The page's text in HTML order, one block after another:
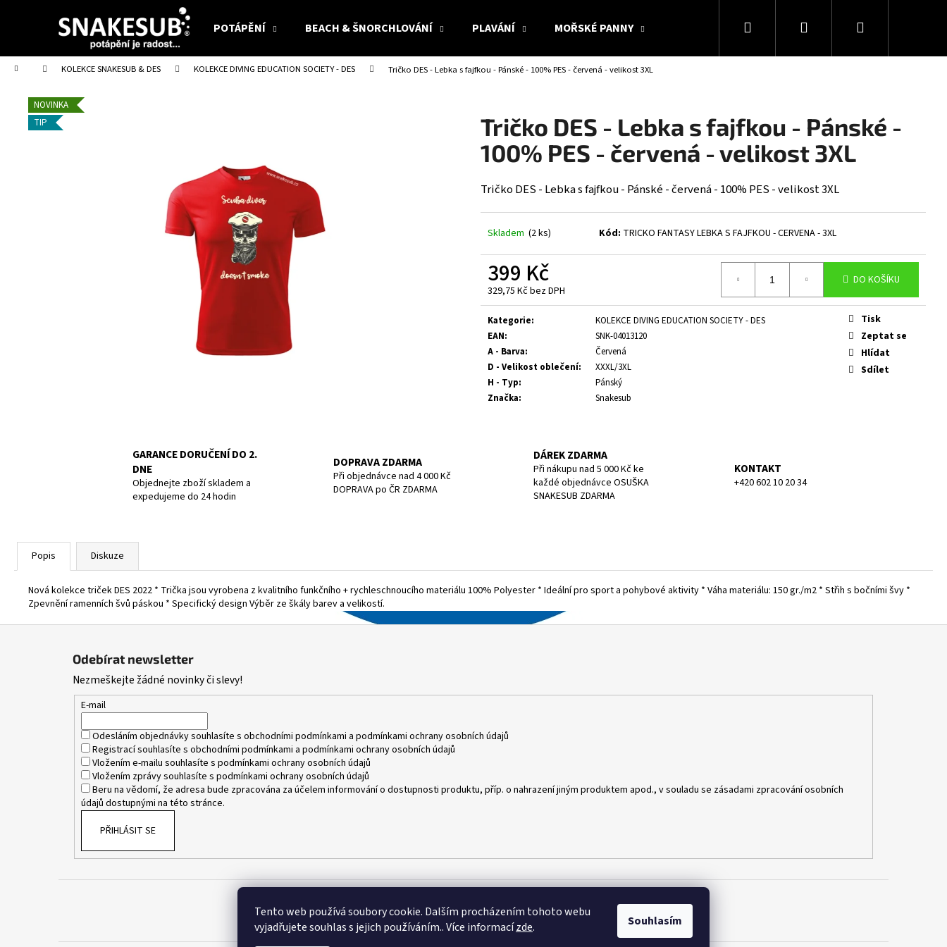
Tento web používá soubory cookie. Dalším procházením tohoto webu
vyjadřujete souhlas s jejich používáním.. Více informacízde. Souhlasím
POTÁPĚNÍ BEACH & ŠNORCHLOVÁNÍ PLAVÁNÍ MOŘSKÉ PANNY KOLEKCE SNAKESUB & DES DÁRKOVÉ
Hledat PřihlášeníNákupní
Domů KOLEKCE SNAKESUB & DES KOLEKCE DIVING EDUCATION SOCIETY - DES Tričko DES - Lebka s fajfkou - Pánské - 100% PES - červená - velikost 3XL
Tričko DES - Lebka s fajfkou - Pánské -
100% PES - červená - velikost 3XL
Tričko DES - Lebka s fajfkou - Pánské - červená - 100% PES - velikost 3XL
Skladem (2 ks) Kód: TRICKO FANTASY LEBKA S FAJFKOU - CERVENA - 3XL
399 Kč
329,75 Kč bez DPH
Měrná
cena:
DO KOŠÍKU
Kategorie:
KOLEKCE DIVING EDUCATION SOCIETY - DES
EAN:
SNK-04013120
A - Barva:
Červená
D - Velikost oblečení:
XXXL/3XL
H - Typ:
Pánský
Značka: Snakesub
Tisk
Zeptat se
Hlídat
Sdílet
NOVINKA
TIP
GARANCE DORUČENÍ DO 2.
DNE
Objednejte zboží skladem a
expedujeme do 24 hodin
DOPRAVA ZDARMA
Při objednávce nad 4 000 Kč
DOPRAVA po ČR ZDARMA
DÁREK ZDARMA
Při nákupu nad 5 000 Kč ke
každé objednávce OSUŠKA
SNAKESUB ZDARMA
KONTAKT
+420 602 10 20 34
Popis Diskuze
Nová kolekce triček DES 2022 * Trička jsou vyrobena z kvalitního funkčního + rychleschnoucího materiálu 100% Polyester * Ideální pro sport a pohybové aktivity * Váha materiálu: 150 gr./m2 * Střih s bočními švy *
Zpevnění ramenních švů páskou * Specifický design Výběr ze škály barev a velikostí.
í
Zpět
do
Zpět
do
Co potřebujete najít?
HLEDAT
Následující
UCPÁVKY DO UŠÍ DOC´S PROPLUGS, PAIR
POTÁPĚČSKÁ MASKA SMALL
Odebírat newsletter
Nezmeškejte žádné novinky či slevy!
E-mail
Odesláním objednávky souhlasíte s obchodními podmínkami a podmínkami ochrany osobních údajů
Registrací souhlasíte s obchodními podmínkami a podmínkami ochrany osobních údajů
Vložením e-mailu souhlasíte s podmínkami ochrany osobních údajů
Vložením zprávy souhlasíte s podmínkami ochrany osobních údajů
Beru na vědomí, že adresa bude zpracována za účelem informování o dostupnosti produktu, příp. o nahrazení jiným produktem apod., v souladu se zásadami zpracování osobních
údajů dostupnými na této stránce.
PŘIHLÁSIT SE